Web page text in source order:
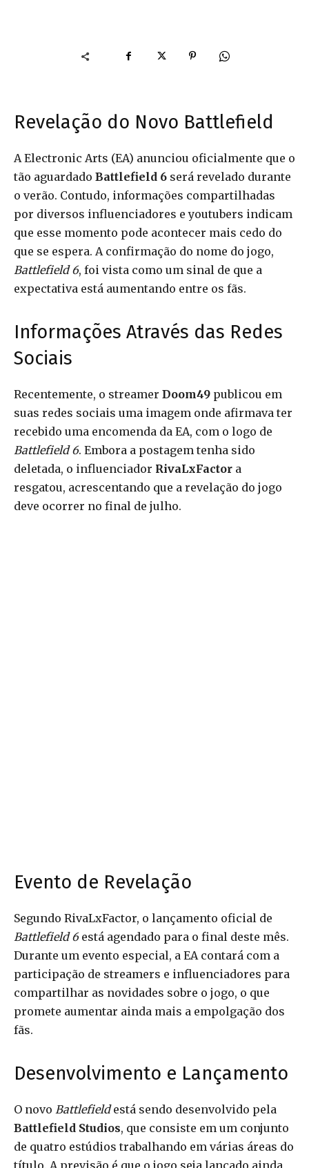
Revelação do Novo Battlefield
A Electronic Arts (EA) anunciou oficialmente que o
tão aguardado Battlefield 6 será revelado durante
o verão. Contudo, informações compartilhadas
por diversos influenciadores e youtubers indicam
que esse momento pode acontecer mais cedo do
que se espera. A confirmação do nome do jogo,
Battlefield 6, foi vista como um sinal de que a
expectativa está aumentando entre os fãs.
Informações Através das Redes
Sociais
Recentemente, o streamer Doom49 publicou em
suas redes sociais uma imagem onde afirmava ter
recebido uma encomenda da EA, com o logo de
Battlefield 6. Embora a postagem tenha sido
deletada, o influenciador RivaLxFactor a
resgatou, acrescentando que a revelação do jogo
deve ocorrer no final de julho.
Evento de Revelação
Segundo RivaLxFactor, o lançamento oficial de
Battlefield 6está agendado para o final deste mês.
Durante um evento especial, a EA contará com a
participação de streamers e influenciadores para
compartilhar as novidades sobre o jogo, o que
promete aumentar ainda mais a empolgação dos
fãs.
Desenvolvimento e Lançamento
O novo Battlefieldestá sendo desenvolvido pela
Battlefield Studios, que consiste em um conjunto
de quatro estúdios trabalhando em várias áreas do